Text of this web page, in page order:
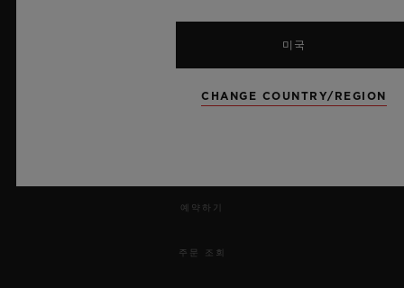
예약하기
주문 조회
미국
CHANGE COUNTRY/REGION